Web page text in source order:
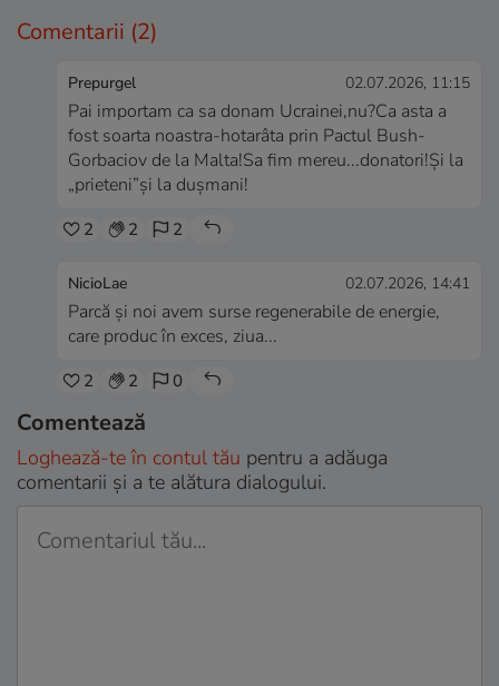
Comentarii (2)
Prepurgel 02.07.2026, 11:15
Pai importam ca sa donam Ucrainei,nu?Ca asta a
fost soarta noastra-hotarâta prin Pactul Bush-
Gorbaciov de la Malta!Sa fim mereu...donatori!Și la
„prieteni”și la dușmani!
2 2 2
NicioLae 02.07.2026, 14:41
Parcă și noi avem surse regenerabile de energie,
care produc în exces, ziua...
2 2 0
Comentează
Loghează-te în contul tău pentru a adăuga
comentarii și a te alătura dialogului.